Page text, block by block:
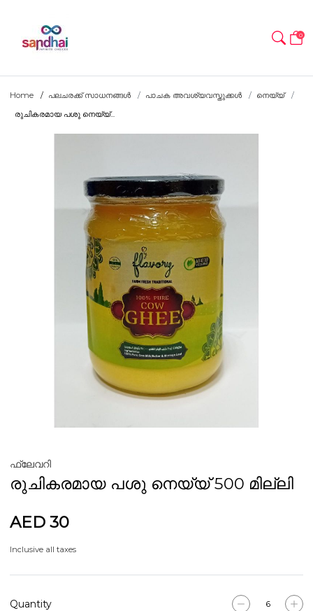
0
Home പലചരക്ക് സാധനങ്ങൾ പാചക അവശ്യവസ്തുക്കൾ
നെയ്യ്
രുചികരമായ പശു നെയ്യ്...
ഫ്ലേവറി
രുചികരമായ പശു നെയ്യ് 500 മില്ലി
AED 30
Inclusive all taxes
Quantity